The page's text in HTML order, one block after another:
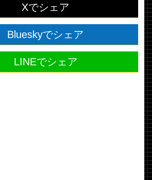
Xでシェア
Blueskyでシェア
LINEでシェア